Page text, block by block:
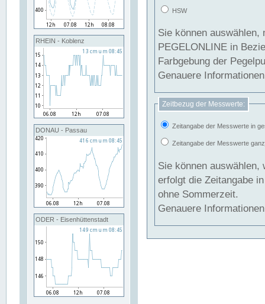
RHEIN - Koblenz
DONAU - Passau
ODER - Eisenhüttenstadt
HSW
Sie können
PEGELONLINE in Beziehung
Farbgebung der
Genauere
Zeitbezug der Messwerte:
Zeitangabe der Messwerte in
Zeitangabe der Messwerte
Sie können auswählen,
erfolgt die Zeitangabe
ohne Sommerzeit.
Genauere